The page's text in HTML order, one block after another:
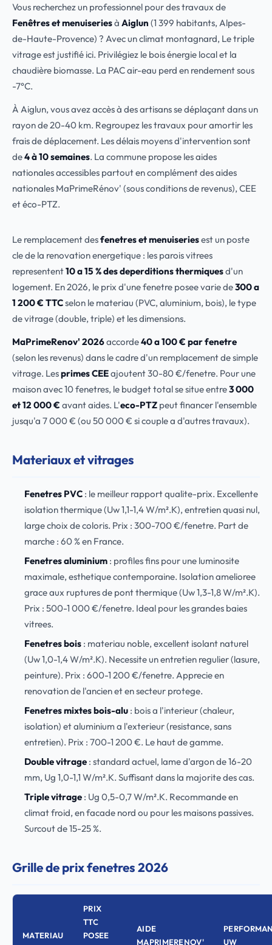
Vous recherchez un professionnel pour des travaux de
Fenêtres et menuiseriesà Aiglun (1 399 habitants, Alpes-
de-Haute-Provence) ? Avec un climat montagnard, Le triple
vitrage est justifié ici. Privilégiez le bois énergie local et la
chaudière biomasse. La PAC air-eau perd en rendement sous
-7°C.
À Aiglun, vous avez accès à des artisans se déplaçant dans un
rayon de 20-40 km. Regroupez les travaux pour amortir les
frais de déplacement. Les délais moyens d'intervention sont
de4 à 10 semaines. La commune propose les aides
nationales accessibles partout en complément des aides
nationales MaPrimeRénov' (sous conditions de revenus), CEE
et éco-PTZ.
Le remplacement desfenetres et menuiseriesest un poste
cle de la renovation energetique : les parois vitrees
representent10 a 15 % des deperditions thermiquesd'un
logement. En 2026, le prix d'une fenetre posee varie de300 a
1 200 € TTCselon le materiau (PVC, aluminium, bois), le type
de vitrage (double, triple) et les dimensions.
MaPrimeRenov' 2026accorde40 a 100 € par fenetre
(selon les revenus) dans le cadre d'un remplacement de simple
vitrage. Lesprimes CEEajoutent 30-80 €/fenetre. Pour une
maison avec 10 fenetres, le budget total se situe entre3 000
et 12 000 € avant aides. L'eco-PTZ peut financer l'ensemble
jusqu'a 7 000 € (ou 50 000 € si couple a d'autres travaux).
Materiaux et vitrages
Fenetres PVC: le meilleur rapport qualite-prix. Excellente
isolation thermique (Uw 1,1-1,4 W/m².K), entretien quasi nul,
large choix de coloris. Prix : 300-700 €/fenetre. Part de
marche : 60 % en France.
Fenetres aluminium: profiles fins pour une luminosite
maximale, esthetique contemporaine. Isolation amelioree
grace aux ruptures de pont thermique (Uw 1,3-1,8 W/m².K).
Prix : 500-1 000 €/fenetre. Ideal pour les grandes baies
vitrees.
Fenetres bois: materiau noble, excellent isolant naturel
(Uw 1,0-1,4 W/m².K). Necessite un entretien regulier (lasure,
peinture). Prix : 600-1 200 €/fenetre. Apprecie en
renovation de l'ancien et en secteur protege.
Fenetres mixtes bois-alu: bois a l'interieur (chaleur,
isolation) et aluminium a l'exterieur (resistance, sans
entretien). Prix : 700-1 200 €. Le haut de gamme.
Double vitrage: standard actuel, lame d'argon de 16-20
mm, Ug 1,0-1,1 W/m².K. Suffisant dans la majorite des cas.
Triple vitrage: Ug 0,5-0,7 W/m².K. Recommande en
climat froid, en facade nord ou pour les maisons passives.
Surcout de 15-25 %.
Grille de prix fenetres 2026
MATERIAU
PRIX
TTC
POSEE
AIDE
MAPRIMERENOV'
UW